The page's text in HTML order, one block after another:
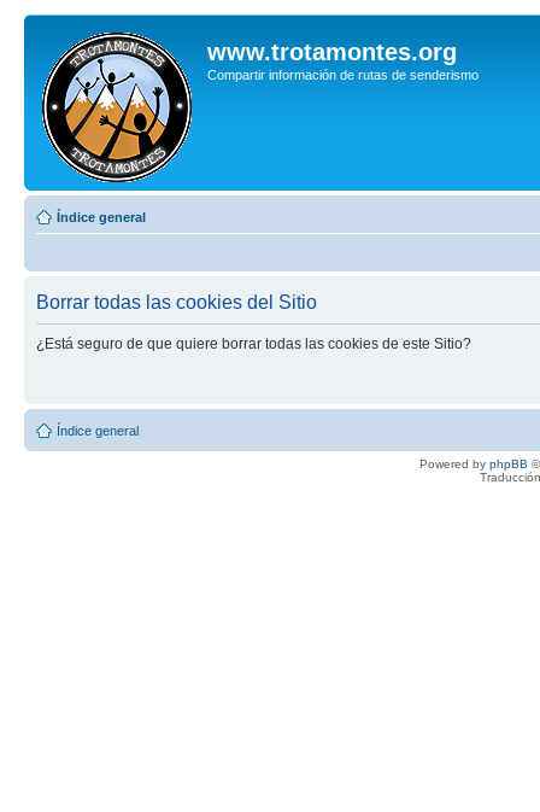
www.trotamontes.org
Compartir información de rutas de senderismo
Índice general
Borrar todas las cookies del Sitio
¿Está seguro de que quiere borrar todas las cookies de este Sitio?
Índice general
Powered by phpBB